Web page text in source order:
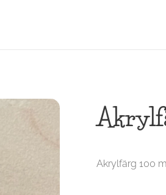
Akrylfärg 100